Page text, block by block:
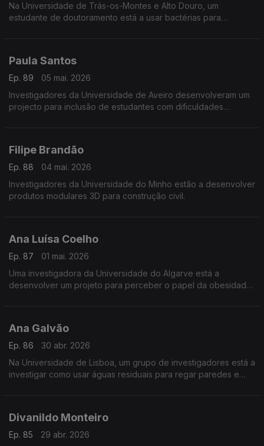
Na Universidade de Trás-os-Montes e Alto Douro, um
estudante de doutoramento está a usar bactérias para
Paula Santos
Ep. 89
05 mai. 2026
Investigadores da Universidade de Aveiro desenvolveram um
projecto para inclusão de estudantes com dificuldades
Filipe Brandão
Ep. 88
04 mai. 2026
Investigadores da Universidade do Minho estão a desenvolver
produtos modulares 3D para construção civil.
Ana Luísa Coelho
Ep. 87
01 mai. 2026
Uma investigadora da Universidade do Algarve está a
desenvolver um projeto para perceber o papel da obesidade
Ana Galvão
Ep. 86
30 abr. 2026
Na Universidade de Lisboa, um grupo de investigadores está a
investigar como usar águas residuais para regar paredes e
Divanildo Monteiro
Ep. 85
29 abr. 2026